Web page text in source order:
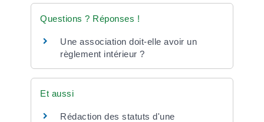
Questions ? Réponses !
Une association doit-elle avoir un
règlement intérieur ?
Et aussi
Rédaction des statuts d'une